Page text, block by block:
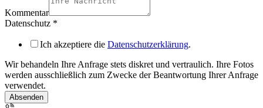
Kommentar
Datenschutz *
Ich akzeptiere die Datenschutzerklärung.
Wir behandeln Ihre Anfrage stets diskret und vertraulich. Ihre Fotos
werden ausschließlich zum Zwecke der Beantwortung Ihrer Anfrage
verwendet.
Absenden